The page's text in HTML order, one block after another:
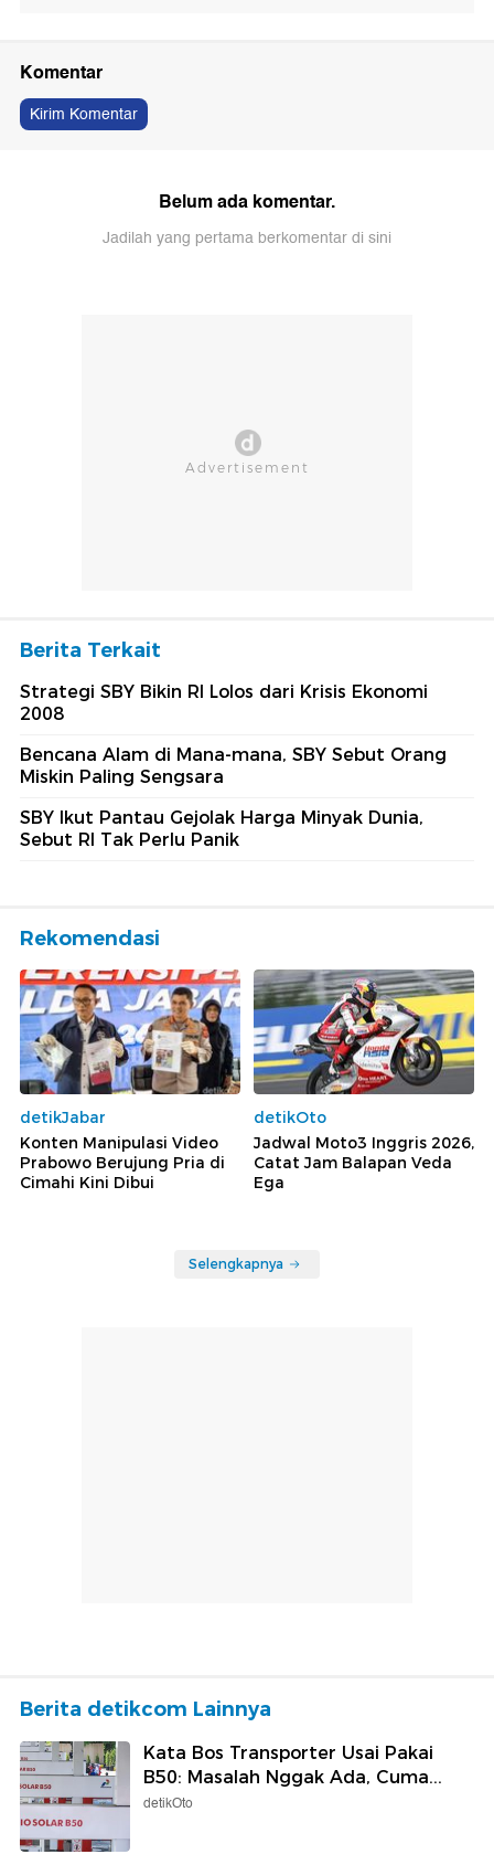
Komentar
Kirim Komentar
Belum ada komentar.
Jadilah yang pertama berkomentar di sini
Berita Terkait
Strategi SBY Bikin RI Lolos dari Krisis Ekonomi
2008
Bencana Alam di Mana-mana, SBY Sebut Orang
Miskin Paling Sengsara
SBY Ikut Pantau Gejolak Harga Minyak Dunia,
Sebut RI Tak Perlu Panik
Rekomendasi
detikJabar
Konten Manipulasi Video
Prabowo Berujung Pria di
Cimahi Kini Dibui
detikOto
Jadwal Moto3 Inggris 2026,
Catat Jam Balapan Veda
Ega
Selengkapnya
Berita detikcom Lainnya
Kata Bos Transporter Usai Pakai
B50: Masalah Nggak Ada, Cuma...
detikOto